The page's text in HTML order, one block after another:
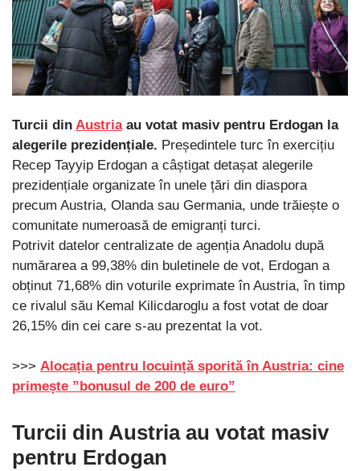
Turcii din Austriaau votat masiv pentru Erdogan la
alegerile prezidențiale. Președintele turc în exercițiu
Recep Tayyip Erdogan a câștigat detașat alegerile
prezidențiale organizate în unele țări din diaspora
precum Austria, Olanda sau Germania, unde trăiește o
comunitate numeroasă de emigranți turci.
Potrivit datelor centralizate de agenția Anadolu după
numărarea a 99,38% din buletinele de vot, Erdogan a
obținut 71,68% din voturile exprimate în Austria, în timp
ce rivalul său Kemal Kilicdaroglu a fost votat de doar
26,15% din cei care s-au prezentat la vot.
>>> Alocația pentru locuință sporită în Austria: cine
primește ”bonusul de 200 de euro”
Turcii din Austria au votat masiv
pentru Erdogan